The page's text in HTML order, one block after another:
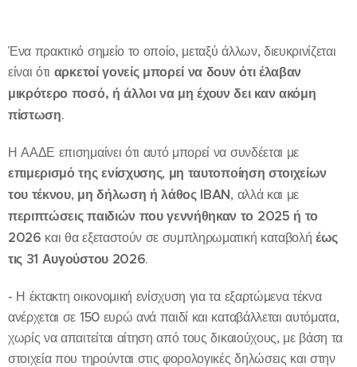
Ένα πρακτικό σημείο το οποίο, μεταξύ άλλων, διευκρινίζεται
είναι ότι αρκετοί γονείς μπορεί να δουν ότι έλαβαν
μικρότερο ποσό, ή άλλοι να μη έχουν δει καν ακόμη
πίστωση.
Η ΑΑΔΕ επισημαίνει ότι αυτό μπορεί να συνδέεται με
επιμερισμό της ενίσχυσης, μη ταυτοποίηση στοιχείων
του τέκνου, μη δήλωση ή λάθος IBAN, αλλά και με
περιπτώσεις παιδιών που γεννήθηκαν το 2025 ή το
2026 και θα εξεταστούν σε συμπληρωματική καταβολήέως
τις 31 Αυγούστου 2026.
- Η έκτακτη οικονομική ενίσχυση για τα εξαρτώμενα τέκνα
ανέρχεται σε 150 ευρώ ανά παιδί και καταβάλλεται αυτόματα,
χωρίς να απαιτείται αίτηση από τους δικαιούχους, με βάση τα
στοιχεία που τηρούνται στις φορολογικές δηλώσεις και στην